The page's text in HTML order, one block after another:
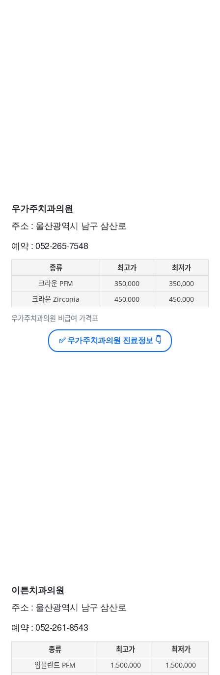
우가주치과의원
주소 : 울산광역시 남구 삼산로
예약 : 052-265-7548
우가주치과의원 비급여 가격표
종류 최고가
최저가
크라운 PFM
350,000
350,000
크라운 Zirconia
450,000 450,000
✅ 우가주치과의원 진료정보 👇
이튼치과의원
주소 : 울산광역시 남구 삼산로
예약 : 052-261-8543
종류 최고가
최저가
임플란트 PFM
1,500,000 1,500,000